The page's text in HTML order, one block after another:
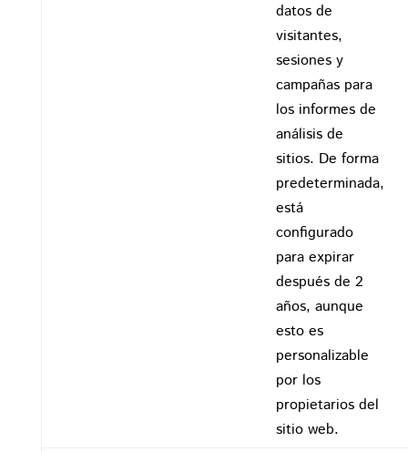
datos de
visitantes,
sesiones y
campañas para
los informes de
análisis de
sitios. De forma
predeterminada,
está
configurado
para expirar
después de 2
años, aunque
esto es
personalizable
por los
propietarios del
sitio web.